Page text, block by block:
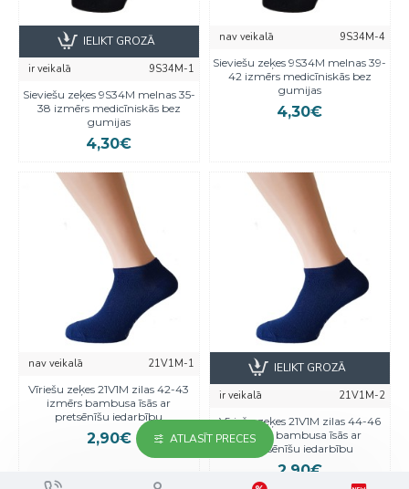
ir veikalā
9S34M-1
Sieviešu zeķes 9S34M melnas 35-
38 izmērs medicīniskās bez
gumijas
4,30€
IELIKT GROZĀ nav veikalā
9S34M-4
Sieviešu zeķes 9S34M melnas 39-
42 izmērs medicīniskās bez
gumijas
4,30€
nav veikalā
21V1M-1
Vīriešu zeķes 21V1M zilas 42-43
izmērs bambusa īsās ar
pretsēnīšu iedarbību
2,90€
ir veikalā
21V1M-2
Vīriešu zeķes 21V1M zilas 44-46
izmērs bambusa īsās ar
pretsēnīšu iedarbību
2,90€
IELIKT GROZĀ
ATLASĪT PRECES